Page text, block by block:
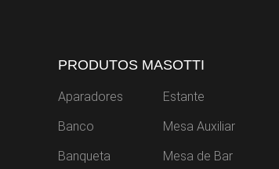
PRODUTOS MASOTTI
Aparadores
Banco
Banqueta
Estante
Mesa Auxiliar
Mesa de Bar